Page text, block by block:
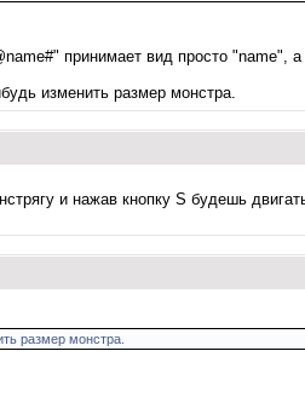
принимает вид просто "name",
изменить размер монстра.
и нажав кнопку S будешь
размер монстра.